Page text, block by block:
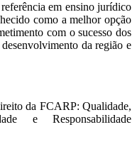
em ensino jurídico
como a melhor opção
com o sucesso dos
da região e
da FCARP: Qualidade,
e Responsabilidade